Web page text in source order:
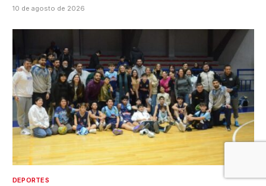
10 de agosto de 2026
DEPORTES